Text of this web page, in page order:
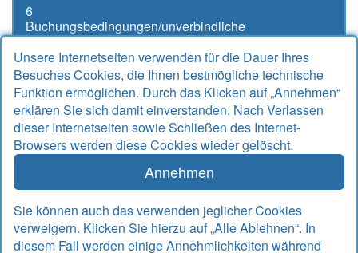
Unsere Internetseiten verwenden für die Dauer Ihres
Besuches Cookies, die Ihnen bestmögliche technische
Funktion ermöglichen. Durch das Klicken auf „Annehmen“
erklären Sie sich damit einverstanden. Nach Verlassen
dieser Internetseiten sowie Schließen des Internet-
Browsers werden diese Cookies wieder gelöscht.
Annehmen
Sie können auch das verwenden jeglicher Cookies
verweigern. Klicken Sie hierzu auf „Alle Ablehnen“. In
diesem Fall werden einige Annehmlichkeiten während
6
Buchungsbedingungen/unverbindliche
Buchungsanfrage
Kontakt
Alter Sielweg 17 A
Telefon 04971 912667
Telefax
04971 925764
Email
info@rudek-ferienwohnungen.de
www.rudek-ferienwohnungen.de